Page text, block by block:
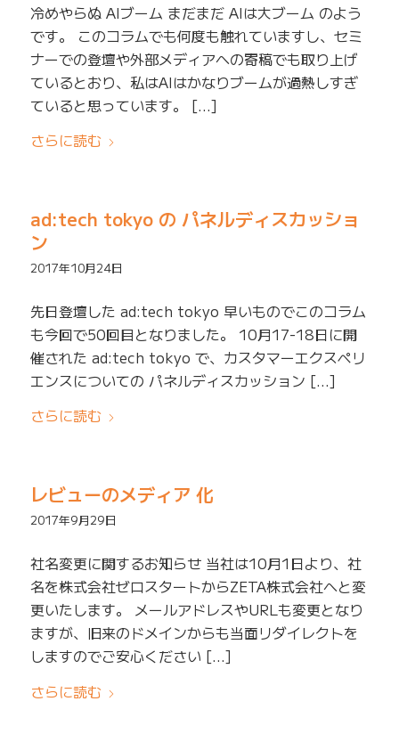
冷めやらぬ AIブーム まだまだ AIは大ブーム のよう
です。 このコラムでも何度も触れていますし、セミ
ナーでの登壇や外部メディアへの寄稿でも取り上げ
ているとおり、私はAIはかなりブームが過熱しすぎ
ていると思っています。 […]
さらに読む
ad:tech tokyo の パネルディスカッショ
ン
2017年10月24日
先日登壇した ad:tech tokyo 早いものでこのコラム
も今回で50回目となりました。 10月17-18日に開
催された ad:tech tokyo で、カスタマーエクスペリ
エンスについての パネルディスカッション […]
さらに読む
レビューのメディア 化
2017年9月29日
社名変更に関するお知らせ 当社は10月1日より、社
名を株式会社ゼロスタートからZETA株式会社へと変
更いたします。 メールアドレスやURLも変更となり
ますが、旧来のドメインからも当面リダイレクトを
しますのでご安心ください […]
さらに読む